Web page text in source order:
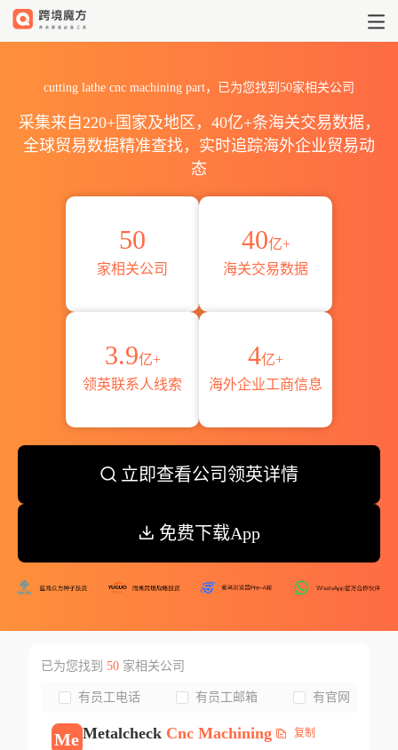
cutting lathe cnc machining part，已为您找到50家相关公司
采集来自220+国家及地区，40亿+条海关交易数据，
全球贸易数据精准查找，实时追踪海外企业贸易动
态
50
家相关公司
40亿+
海关交易数据
3.9亿+
领英联系人线索
4亿+
海外企业工商信息
立即查看公司领英详情
免费下载App
已为您找到 50家相关公司
有员工电话 有员工邮箱 有官网
MeMetalcheck Cnc Machining 复制